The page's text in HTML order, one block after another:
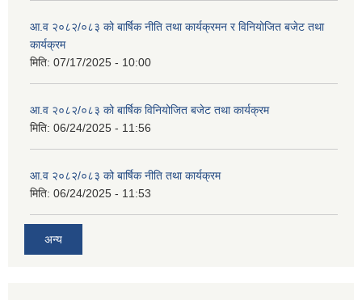
आ.व २०८२/०८३ को बार्षिक नीति तथा कार्यक्रमन र विनियोजित बजेट तथा
कार्यक्रम
मिति: 07/17/2025 - 10:00
आ.व २०८२/०८३ को बार्षिक विनियोजित बजेट तथा कार्यक्रम
मिति: 06/24/2025 - 11:56
आ.व २०८२/०८३ को बार्षिक नीति तथा कार्यक्रम
मिति: 06/24/2025 - 11:53
अन्य